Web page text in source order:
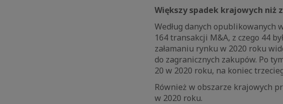
Większy spadek krajowych niż
Według danych opublikowanych
164 transakcji M&A, z czego 44
załamaniu rynku w 2020 roku
do zagranicznych zakupów. Po
20 w 2020 roku, na koniec
Również w obszarze krajowych
w 2020 roku.